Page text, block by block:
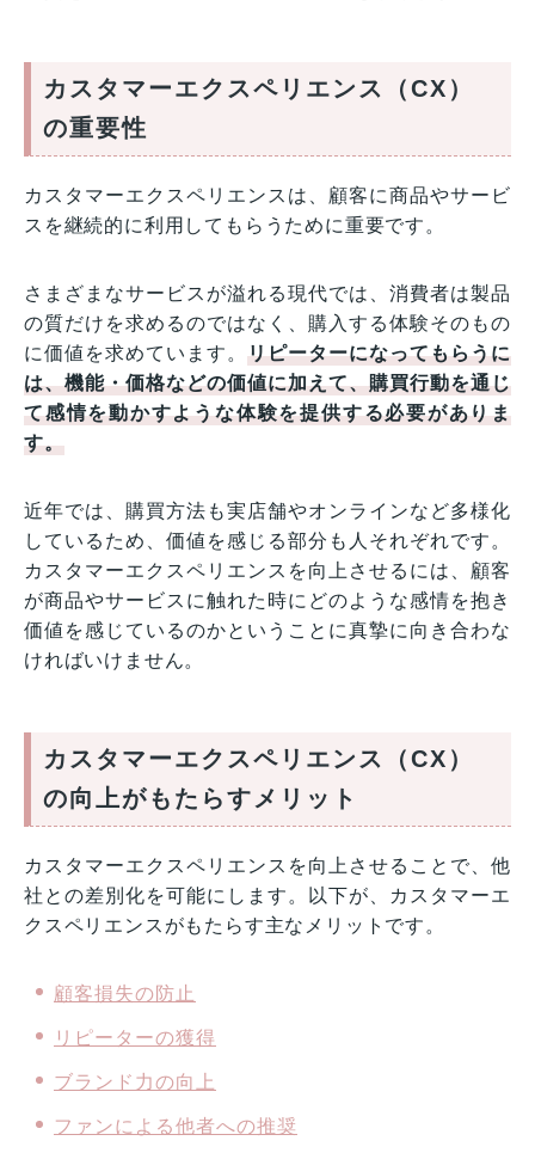
カスタマーエクスペリエンス（CX）
の重要性
カスタマーエクスペリエンスは、顧客に商品やサービ
スを継続的に利用してもらうために重要です。
さまざまなサービスが溢れる現代では、消費者は製品
の質だけを求めるのではなく、購入する体験そのもの
に価値を求めています。リピーターになってもらうに
は、機能・価格などの価値に加えて、購買行動を通じ
て感情を動かすような体験を提供する必要がありま
す。
近年では、購買方法も実店舗やオンラインなど多様化
しているため、価値を感じる部分も人それぞれです。
カスタマーエクスペリエンスを向上させるには、顧客
が商品やサービスに触れた時にどのような感情を抱き
価値を感じているのかということに真摯に向き合わな
ければいけません。
カスタマーエクスペリエンス（CX）
の向上がもたらすメリット
カスタマーエクスペリエンスを向上させることで、他
社との差別化を可能にします。以下が、カスタマーエ
クスペリエンスがもたらす主なメリットです。
顧客損失の防止
リピーターの獲得
ブランド力の向上
ファンによる他者への推奨